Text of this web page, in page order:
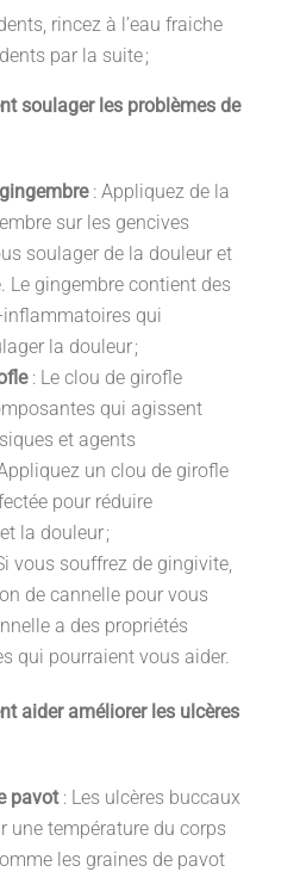
rincez à l’eau fraiche
par la suite ;
soulager les problèmes de
: Appliquez de la
sur les gencives
soulager de la douleur et
Le gingembre contient des
qui
la douleur ;
: Le clou de girofle
qui agissent
et agents
un clou de girofle
pour réduire
la douleur ;
vous souffrez de gingivite,
de cannelle pour vous
a des propriétés
qui pourraient vous aider.
aider améliorer les ulcères
pavot: Les ulcères buccaux
une température du corps
les graines de pavot